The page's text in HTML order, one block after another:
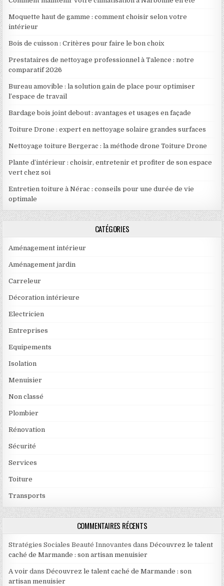
Moquette haut de gamme : comment choisir selon votre
intérieur
Bois de cuisson : Critères pour faire le bon choix
Prestataires de nettoyage professionnel à Talence : notre
comparatif 2026
Bureau amovible : la solution gain de place pour optimiser
l’espace de travail
Bardage bois joint debout : avantages et usages en façade
Toiture Drone : expert en nettoyage solaire grandes surfaces
Nettoyage toiture Bergerac : la méthode drone Toiture Drone
Plante d’intérieur : choisir, entretenir et profiter de son espace
vert chez soi
Entretien toiture à Nérac : conseils pour une durée de vie
optimale
CATÉGORIES
Aménagement intérieur
Aménagement jardin
Carreleur
Décoration intérieure
Electricien
Entreprises
Equipements
Isolation
Menuisier
Non classé
Plombier
Rénovation
Sécurité
Services
Toiture
Transports
COMMENTAIRES RÉCENTS
Stratégies Sociales Beauté Innovantes dansDécouvrez le talent
caché de Marmande : son artisan menuisier
A voir dansDécouvrez le talent caché de Marmande : son
artisan menuisier